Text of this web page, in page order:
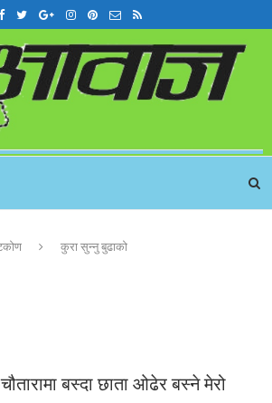
कुरा सुन्नु बुढाको
बस्दा छाता ओढेर बस्ने मेरो